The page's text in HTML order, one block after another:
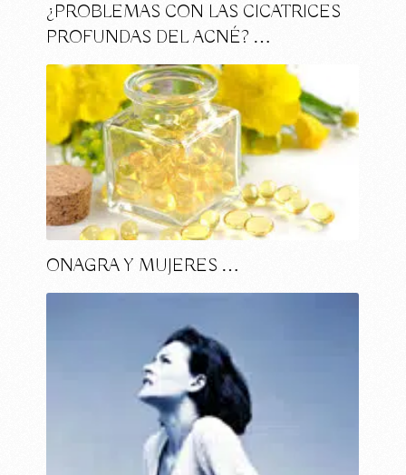
¿PROBLEMAS CON LAS CICATRICES
PROFUNDAS DEL ACNÉ? …
ONAGRA Y MUJERES …